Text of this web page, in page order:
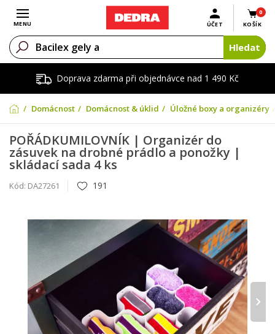
Doprava zdarma při objednávce nad 1 490 Kč
Otevřít menu
MENU
0
KOŠÍK
ÚČET
Hledat
Domácnost Domácnost & úklid Úložné boxy a organizéry
POŘÁDKUMILOVNÍK | Organizér do
zásuvek na drobné prádlo a ponožky |
skládací sada 4 ks
Kód: DA27261 191
›